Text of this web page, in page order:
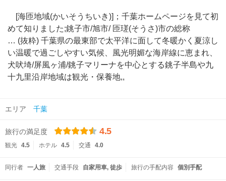
[海匝地域(かいそうちいき)]；千葉ホームページを見て初
めて知りました;銚子市/旭市/ 匝瑳(そうさ)市の総称
… (抜粋) 千葉県の最東部で太平洋に面して冬暖かく夏涼し
い温暖で過ごしやすい気候、風光明媚な海岸線に恵まれ、
犬吠埼/屏風ヶ浦/銚子マリーナを中心とする銚子半島や九
十九里沿岸地域は観光・保養地,,
エリア 千葉
旅行の満足度 4.5
観光 4.5 ホテル 4.5 交通 4.0
同行者 一人旅 交通手段 自家用車 徒歩 旅行の手配内容 個別手配